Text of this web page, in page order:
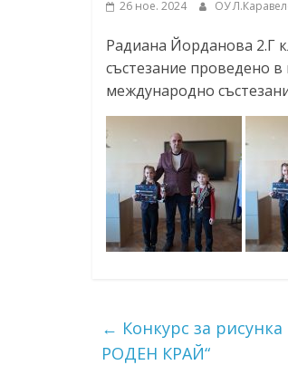
26 ное. 2024 ОУ
Радиана Йорданова 2.Г
състезание проведено в
международно
← Конкурс за
РОДЕН КРАЙ“